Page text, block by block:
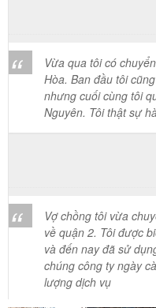
Hòa. Ban đầu tôi
nhưng cuối cùng tôi
Nguyên. Tôi thật sự
về quận 2. Tôi được
và đến nay đã sử
chúng công ty ngày
lượng dịch vụ